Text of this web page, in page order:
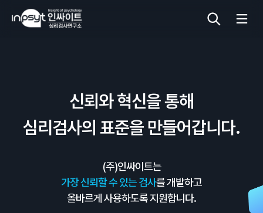
신뢰와 혁신을 통해
심리검사의 표준을 만들어갑니다.
(주)인싸이트는
가장 신뢰할 수 있는 검사를 개발하고
올바르게 사용하도록 지원합니다.